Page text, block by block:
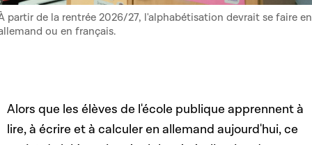
partir de la rentrée 2026/27, l'alphabétisation devrait se faire en
ou en français.
Alors que les élèves de l'école publique apprennent à
lire, à écrire et à calculer en allemand aujourd'hui, ce